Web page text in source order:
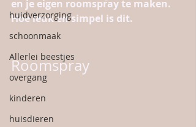
huidverzorging
schoonmaak
Allerlei beestjes
overgang
kinderen
huisdieren
en je eigen roomspray te maken.
Hoe leuk en simpel is dit.
Roomspray